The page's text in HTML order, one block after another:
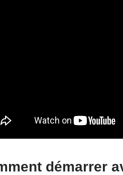
démarrer